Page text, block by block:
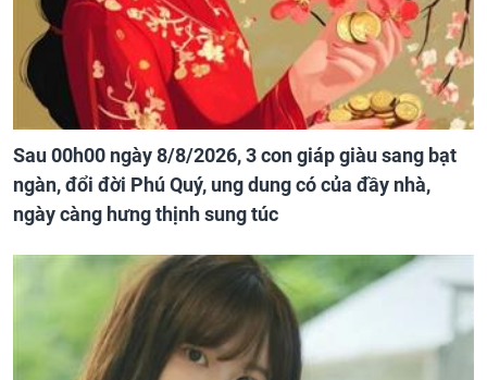
Sau 00h00 ngày 8/8/2026, 3 con giáp giàu sang bạt
ngàn, đổi đời Phú Quý, ung dung có của đầy nhà,
ngày càng hưng thịnh sung túc